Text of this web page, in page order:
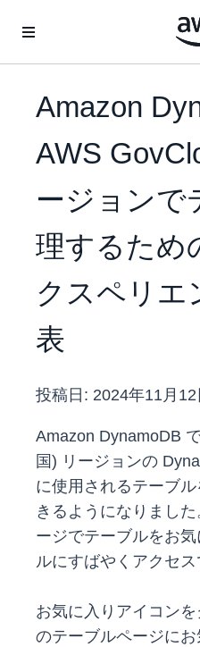
Amazon
AWS
ージョンで
理するため
クスペリエ
表
投稿日: 2024年11月12
Amazon DynamoDB
国) リージョンの
に使用されるテーブ
きるようになりまし
ージでテーブルをお
ルにすばやくアクセス
お気に入りアイコン
のテーブルページに